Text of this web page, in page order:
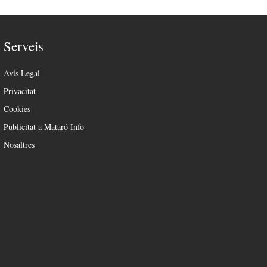
Serveis
Avís Legal
Privacitat
Cookies
Publicitat a Mataró Info
Nosaltres